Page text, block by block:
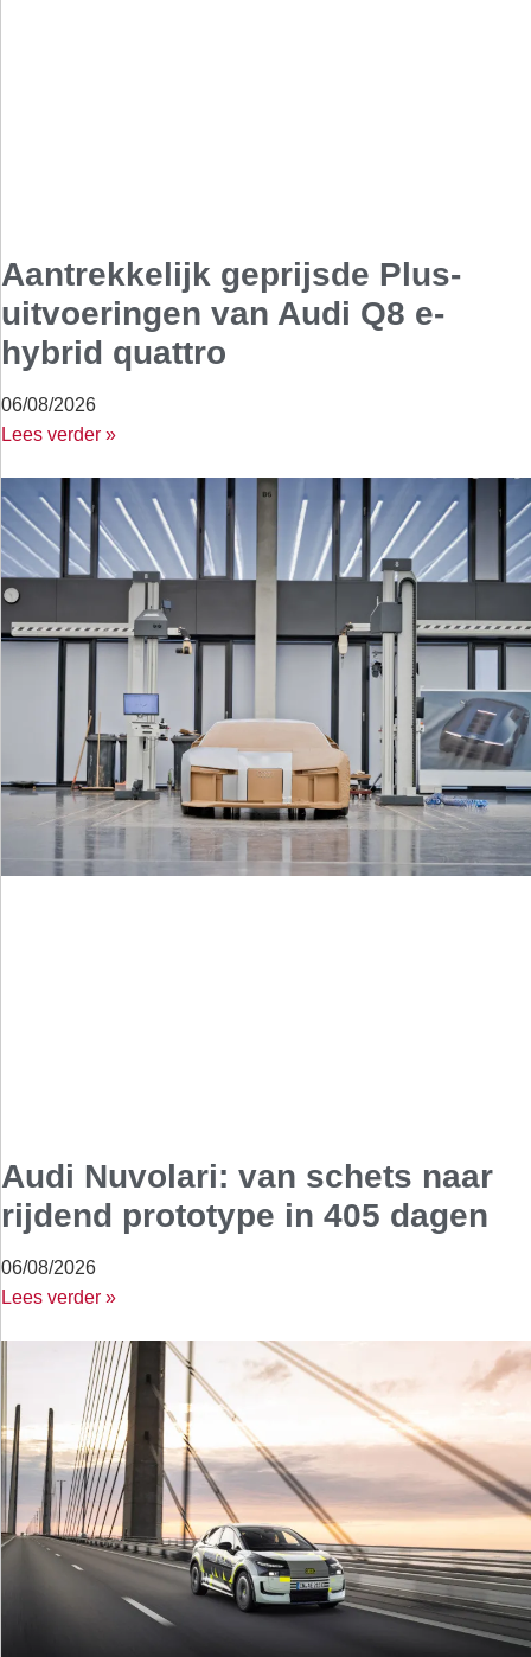
Aantrekkelijk geprijsde Plus-
uitvoeringen van Audi Q8 e-
hybrid quattro
06/08/2026
Lees verder »
Audi Nuvolari: van schets naar
rijdend prototype in 405 dagen
06/08/2026
Lees verder »